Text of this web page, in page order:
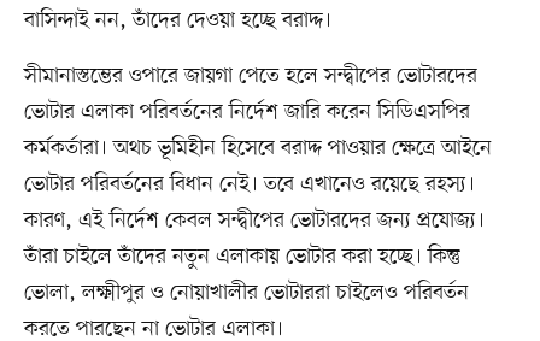
বাসিন্দাই নন, তাঁদের দেওয়া হচ্ছে বরাদ্দ।
সীমানাস্তম্ভের ওপারে জায়গা পেতে হলে সন্দ্বীপের ভোটারদের
ভোটার এলাকা পরিবর্তনের নির্দেশ জারি করেন সিডিএসপির
কর্মকর্তারা। অথচ ভূমিহীন হিসেবে বরাদ্দ পাওয়ার ক্ষেত্রে আইনে
ভোটার পরিবর্তনের বিধান নেই। তবে এখানেও রয়েছে রহস্য।
কারণ, এই নির্দেশ কেবল সন্দ্বীপের ভোটারদের জন্য প্রযোজ্য।
তাঁরা চাইলে তাঁদের নতুন এলাকায় ভোটার করা হচ্ছে। কিন্তু
ভোলা, লক্ষ্মীপুর ও নোয়াখালীর ভোটাররা চাইলেও পরিবর্তন
করতে পারছেন না ভোটার এলাকা।